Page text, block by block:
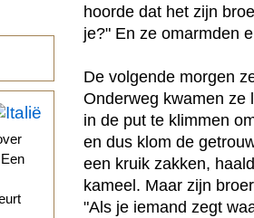
hoorde dat het zijn
je?" En ze omarmden
De volgende morgen
Onderweg kwamen ze
in de put te klimmen
en dus klom de
een kruik zakken,
kameel. Maar zijn
"Als je iemand zegt